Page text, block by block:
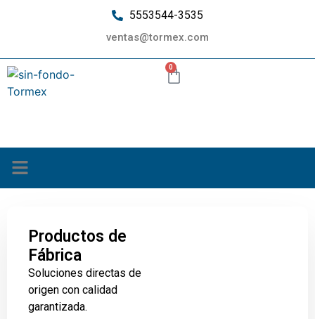
5553544-3535
ventas@tormex.com
0
Productos de
Fábrica
Soluciones directas de
origen con calidad
garantizada.